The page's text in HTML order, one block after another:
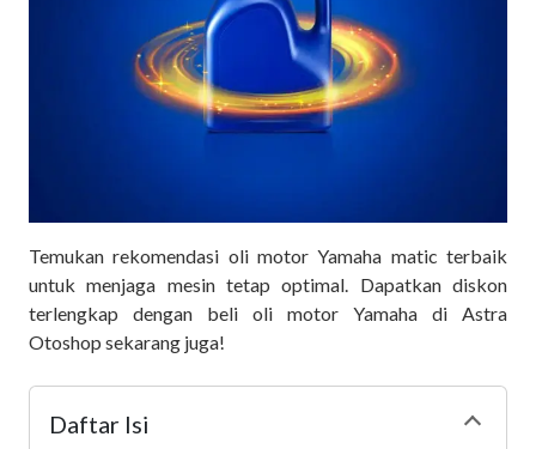
Temukan rekomendasi oli motor Yamaha matic terbaik
untuk menjaga mesin tetap optimal. Dapatkan diskon
terlengkap dengan beli oli motor Yamaha di Astra
Otoshop sekarang juga!
Daftar Isi